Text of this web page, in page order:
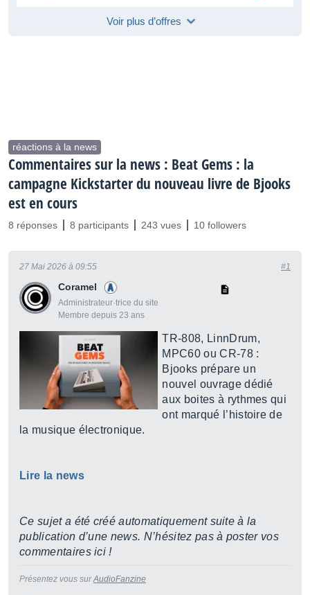
Voir plus d’offres
réactions à la news
Commentaires sur la news : Beat Gems : la
campagne Kickstarter du nouveau livre de Bjooks
est en cours
8 réponses 8 participants 243 vues 10 followers
Coramel
Administrateur·trice du site
Membre depuis 23 ans
27 Mai 2026 à 09:55 #1
TR-808, LinnDrum,
MPC60 ou CR-78 :
Bjooks prépare un
nouvel ouvrage dédié
aux boites à rythmes qui
ont marqué l’histoire de
la musique électronique.
Lire la news
Ce sujet a été créé automatiquement suite à la
publication d’une news. N’hésitez pas à poster vos
commentaires ici !
Présentez vous surAudioFanzine